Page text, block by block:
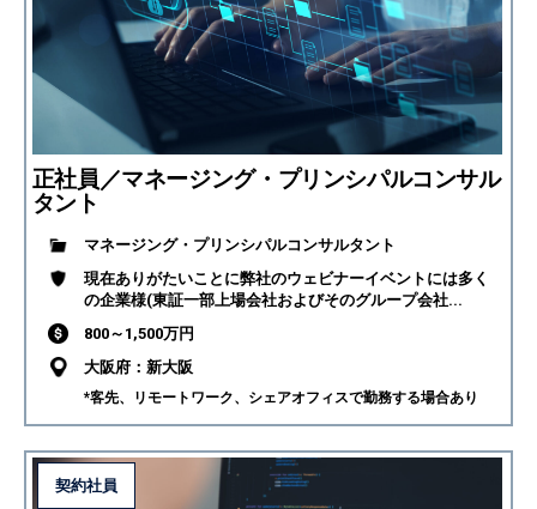
正社員／マネージング・プリンシパルコンサル
タント
マネージング・プリンシパルコンサルタント
現在ありがたいことに弊社のウェビナーイベントには多く
の企業様(東証一部上場会社およびそのグループ会社...
800～1,500万円
大阪府：新大阪
*客先、リモートワーク、シェアオフィスで勤務する場合あり
契約社員